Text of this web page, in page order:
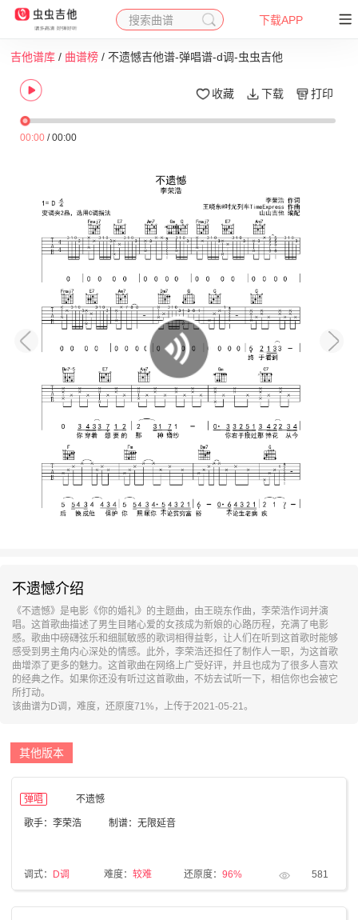
搜索曲谱 下载APP
吉他谱库 / 曲谱榜 / 不遗憾吉他谱-弹唱谱-d调-虫虫吉他
收藏 下载 打印
00:00 /00:00
不遗憾介绍
《不遗憾》是电影《你的婚礼》的主题曲，由王晓东作曲，李荣浩作词并演
唱。这首歌曲描述了男生目睹心爱的女孩成为新娘的心路历程，充满了电影
感。歌曲中磅礴弦乐和细腻敏感的歌词相得益彰，让人们在听到这首歌时能够
感受到男主角内心深处的情感。此外，李荣浩还担任了制作人一职，为这首歌
曲增添了更多的魅力。这首歌曲在网络上广受好评，并且也成为了很多人喜欢
的经典之作。如果你还没有听过这首歌曲，不妨去试听一下，相信你也会被它
所打动。
该曲谱为D调，难度，还原度71%，上传于2021-05-21。
其他版本
弹唱 不遗憾
歌手：李荣浩 制谱：无限延音
调式： D调 难度： 较难 还原度： 96% 581